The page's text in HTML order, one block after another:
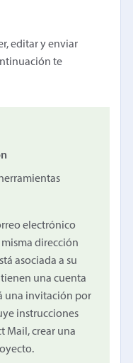
editar y enviar
te
electrónico
misma dirección
asociada a su
una cuenta
una invitación por
instrucciones
Mail, crear una